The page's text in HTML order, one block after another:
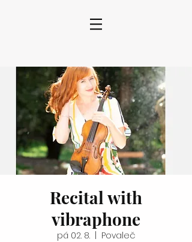
Recital with
vibraphone
pá 02. 8.
  |
Povaleč